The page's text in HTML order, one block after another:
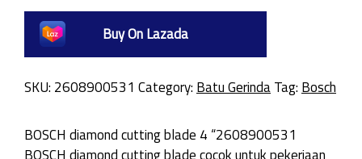
Buy On Lazada
SKU: 2608900531 Category: Batu GerindaTag: Bosch
BOSCH diamond cutting blade 4 “2608900531